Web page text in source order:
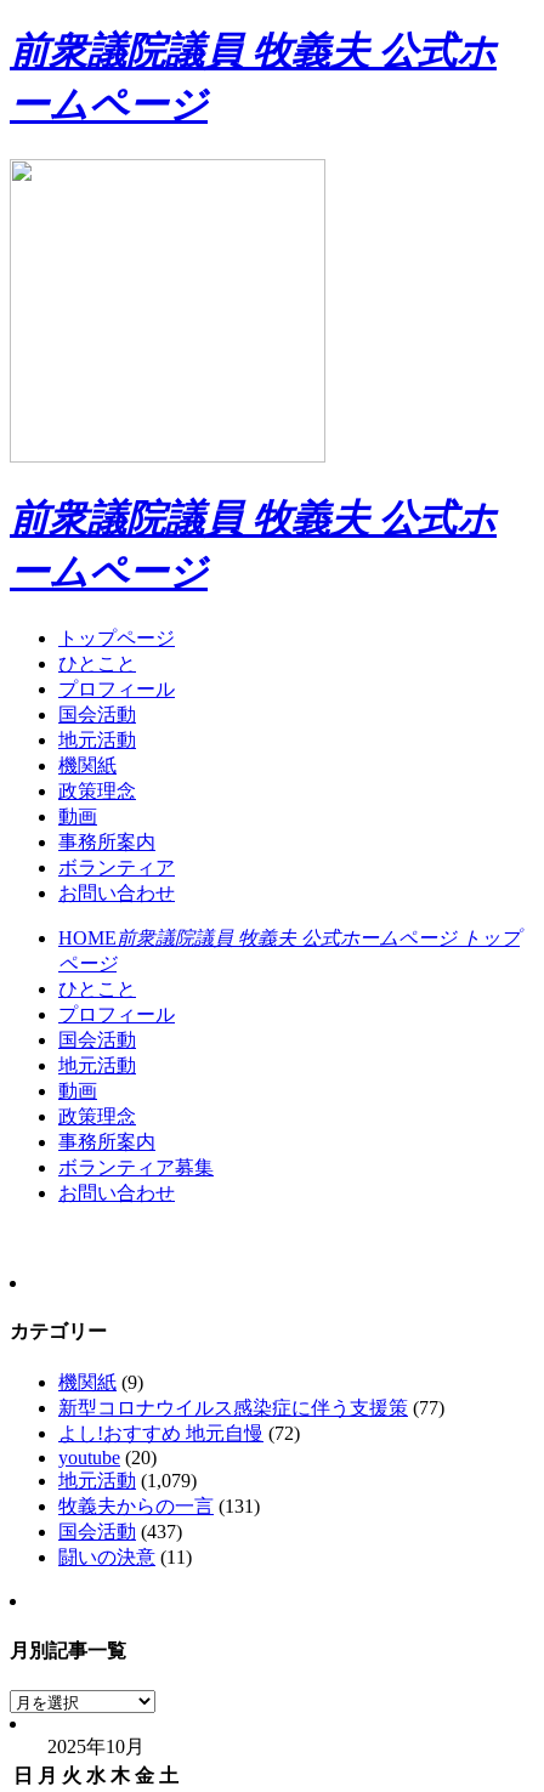
前衆議院議員 牧義夫 公式ホ
ームページ
前衆議院議員 牧義夫 公式ホ
ームページ
トップページ
ひとこと
プロフィール
国会活動
地元活動
機関紙
政策理念
動画
事務所案内
ボランティア
お問い合わせ
HOME前衆議院議員 牧義夫 公式ホームページ トップ
ページ
ひとこと
プロフィール
国会活動
地元活動
動画
政策理念
事務所案内
ボランティア募集
お問い合わせ
カテゴリー
機関紙 (9)
新型コロナウイルス感染症に伴う支援策 (77)
よし!おすすめ 地元自慢 (72)
youtube (20)
地元活動 (1,079)
牧義夫からの一言 (131)
国会活動 (437)
闘いの決意 (11)
月別記事一覧
月
別
事
2025年10月
日
月 火 水 木 金 土